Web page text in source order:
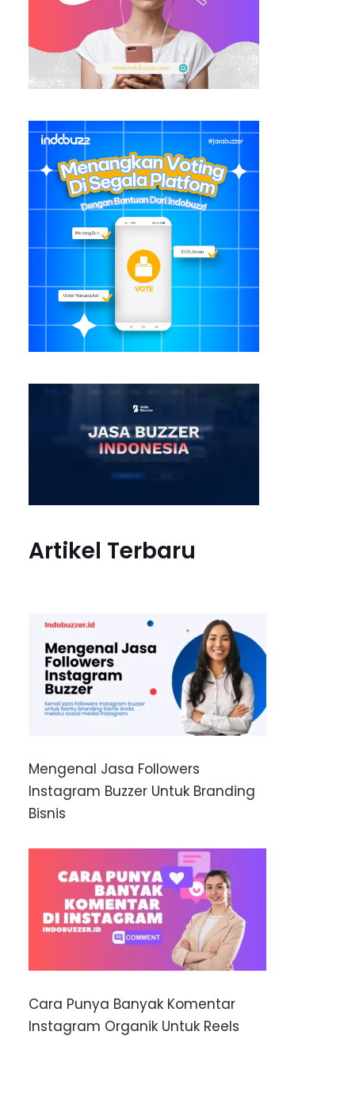
Artikel Terbaru
Mengenal Jasa Followers
Instagram Buzzer Untuk Branding
Bisnis
Cara Punya Banyak Komentar
Instagram Organik Untuk Reels